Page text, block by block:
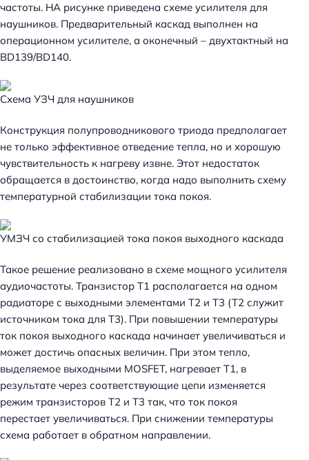
частоты. НА рисунке приведена схеме усилителя для
наушников. Предварительный каскад выполнен на
операционном усилителе, а оконечный – двухтактный на
BD139/BD140.
Схема УЗЧ для наушников
Конструкция полупроводникового триода предполагает
не только эффективное отведение тепла, но и хорошую
чувствительность к нагреву извне. Этот недостаток
обращается в достоинство, когда надо выполнить схему
температурной стабилизации тока покоя.
УМЗЧ со стабилизацией тока покоя выходного каскада
Такое решение реализовано в схеме мощного усилителя
аудиочастоты. Транзистор T1 располагается на одном
радиаторе с выходными элементами T2 и T3 (T2 служит
источником тока для T3). При повышении температуры
ток покоя выходного каскада начинает увеличиваться и
может достичь опасных величин. При этом тепло,
выделяемое выходными MOSFET, нагревает T1, в
результате через соответствующие цепи изменяется
режим транзисторов T2 и T3 так, что ток покоя
перестает увеличиваться. При снижении температуры
схема работает в обратном направлении.
Н
а
й
т
: